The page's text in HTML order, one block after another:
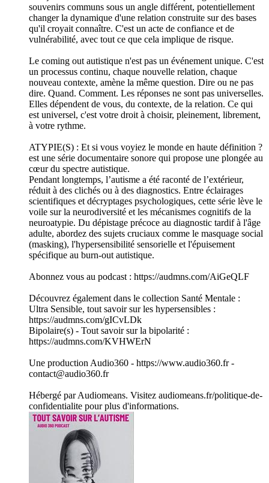
souvenirs communs sous un angle différent, potentiellement
changer la dynamique d'une relation construite sur des bases
qu'il croyait connaître. C'est un acte de confiance et de
vulnérabilité, avec tout ce que cela implique de risque.
Le coming out autistique n'est pas un événement unique. C'est
un processus continu, chaque nouvelle relation, chaque
nouveau contexte, amène la même question. Dire ou ne pas
dire. Quand. Comment. Les réponses ne sont pas universelles.
Elles dépendent de vous, du contexte, de la relation. Ce qui
est universel, c'est votre droit à choisir, pleinement, librement,
à votre rythme.
ATYPIE(S) : Et si vous voyiez le monde en haute définition ?
est une série documentaire sonore qui propose une plongée au
cœur du spectre autistique.
Pendant longtemps, l’autisme a été raconté de l’extérieur,
réduit à des clichés ou à des diagnostics. Entre éclairages
scientifiques et décryptages psychologiques, cette série lève le
voile sur la neurodiversité et les mécanismes cognitifs de la
neuroatypie. Du dépistage précoce au diagnostic tardif à l'âge
adulte, abordez des sujets cruciaux comme le masquage social
(masking), l'hypersensibilité sensorielle et l'épuisement
spécifique au burn-out autistique.
Abonnez vous au podcast : https://audmns.com/AiGeQLF
Découvrez également dans le collection Santé Mentale :
Ultra Sensible, tout savoir sur les hypersensibles :
https://audmns.com/gICvLDk
Bipolaire(s) - Tout savoir sur la bipolarité :
https://audmns.com/KVHWErN
Une production Audio360 - https://www.audio360.fr -
contact@audio360.fr
Hébergé par Audiomeans. Visitez audiomeans.fr/politique-de-
confidentialite pour plus d'informations.